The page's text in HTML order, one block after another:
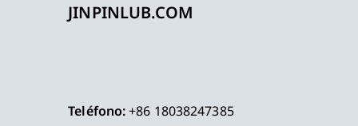
JINPINLUB.COM
Teléfono:+86 18038247385